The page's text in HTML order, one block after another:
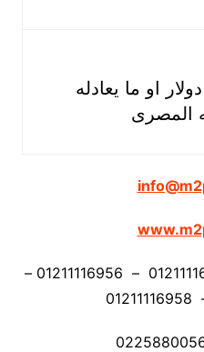
1500 دولار او ما يعادله
المصرى
: 01211116954 – 01211116955 – 01211116956 –